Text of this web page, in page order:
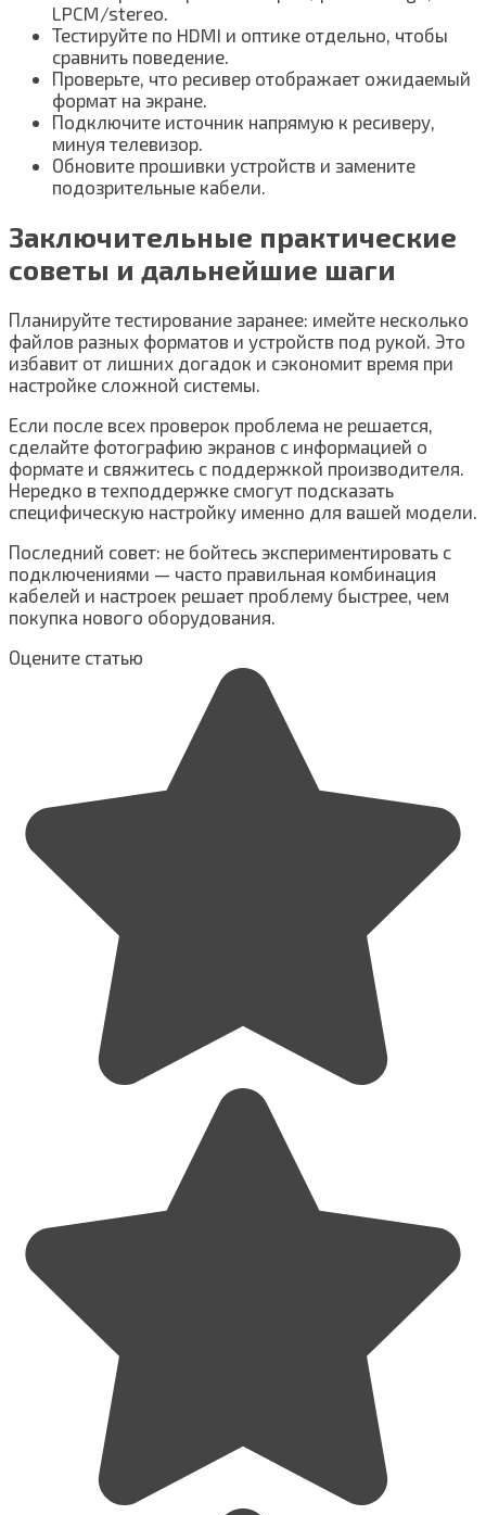
LPCM/stereo.
Тестируйте по HDMI и оптике отдельно, чтобы
сравнить поведение.
Проверьте, что ресивер отображает ожидаемый
формат на экране.
Подключите источник напрямую к ресиверу,
минуя телевизор.
Обновите прошивки устройств и замените
подозрительные кабели.
Заключительные практические
советы и дальнейшие шаги
Планируйте тестирование заранее: имейте несколько
файлов разных форматов и устройств под рукой. Это
избавит от лишних догадок и сэкономит время при
настройке сложной системы.
Если после всех проверок проблема не решается,
сделайте фотографию экранов с информацией о
формате и свяжитесь с поддержкой производителя.
Нередко в техподдержке смогут подсказать
специфическую настройку именно для вашей модели.
Последний совет: не бойтесь экспериментировать с
подключениями — часто правильная комбинация
кабелей и настроек решает проблему быстрее, чем
покупка нового оборудования.
Оцените статью